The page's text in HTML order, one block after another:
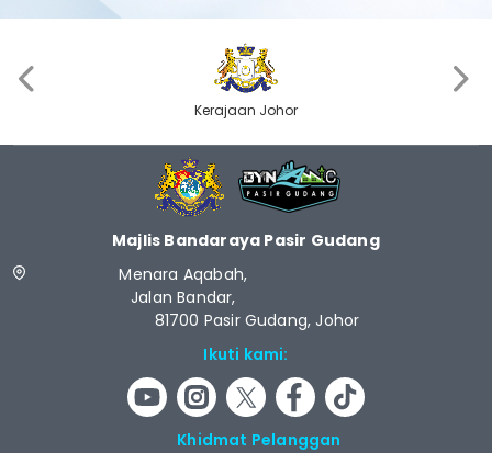
Kerajaan Johor
Majlis Bandaraya Pasir Gudang
Menara Aqabah,
Jalan Bandar,
81700 Pasir Gudang, Johor
Ikuti kami:
Khidmat Pelanggan